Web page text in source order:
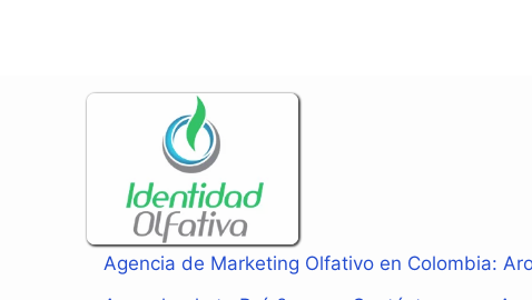
Agencia de Marketing Olfativo en Colombia: